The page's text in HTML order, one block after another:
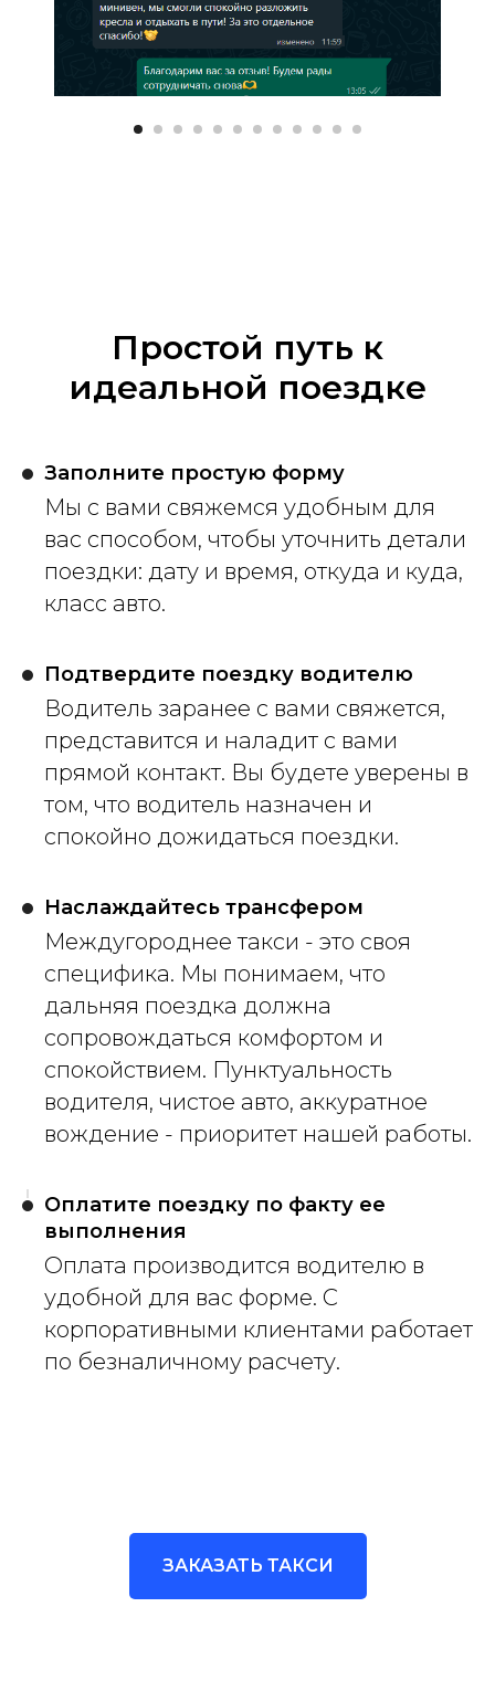
Простой путь к
идеальной поездке
Заполните простую форму
Мы с вами свяжемся удобным для
вас способом, чтобы уточнить детали
поездки: дату и время, откуда и куда,
класс авто.
Подтвердите поездку водителю
Водитель заранее с вами свяжется,
представится и наладит с вами
прямой контакт. Вы будете уверены в
том, что водитель назначен и
спокойно дожидаться поездки.
Наслаждайтесь трансфером
Междугороднее такси - это своя
специфика. Мы понимаем, что
дальняя поездка должна
сопровождаться комфортом и
спокойствием. Пунктуальность
водителя, чистое авто, аккуратное
вождение - приоритет нашей работы.
Оплатите поездку по факту ее
выполнения
Оплата производится водителю в
удобной для вас форме. С
корпоративными клиентами работает
по безналичному расчету.
ЗАКАЗАТЬ ТАКСИ